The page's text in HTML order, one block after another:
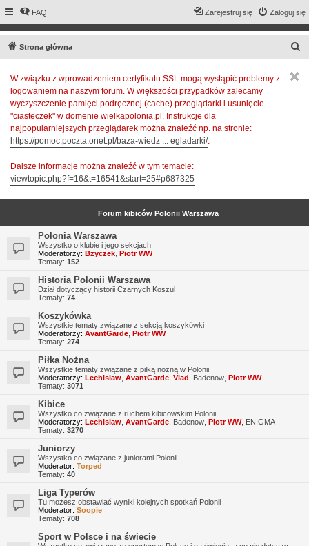
FAQ Zaloguj się
Zarejestruj się
Strona główna
W związku z wprowadzeniem certyfikatu SSL mogą wystąpić problemy z
logowaniem na naszym forum. W większości przypadków zalecamy
wyczyszczenie pamięci podręcznej (cache) przeglądarki i usunięcie
"ciasteczek" w domenie wielkapolonia.pl. Instrukcje dla
najpopularniejszych przeglądarek można znaleźć np. na stronie:
https://pomoc.poczta.onet.pl/baza-wiedz ... egladarki/.
Dalsze informacje można znaleźć w tym temacie:
viewtopic.php?f=16&t=16541&start=25#p687325
Forum kibiców Polonii Warszawa
Polonia Warszawa
Wszystko o klubie i jego sekcjach
Moderatorzy: Bzyczek Piotr WW
Tematy: 152
Historia Polonii Warszawa
Dział dotyczący historii Czarnych Koszul
Tematy: 74
Koszykówka
Wszystkie tematy związane z sekcją koszykówki
Moderatorzy: AvantGarde Piotr WW
Tematy: 274
Piłka Nożna
Wszystkie tematy związane z piłką nożną w Polonii
Moderatorzy: Lechislaw AvantGarde Vlad Badenow Piotr WW
Tematy: 3071
Kibice
Wszystko co związane z ruchem kibicowskim Polonii
Moderatorzy: Lechislaw AvantGarde Badenow Piotr WW, ENIGMA
Tematy: 3270
Juniorzy
Wszystko co związane z juniorami Polonii
Moderator: Torped
Tematy: 40
Liga Typerów
Tu możesz obstawiać wyniki kolejnych spotkań Polonii
Moderator: Soopie
Tematy: 708
Sport w Polsce i na świecie